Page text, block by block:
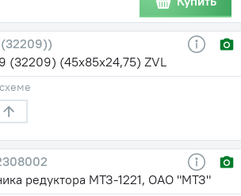
(32209) (45х85х24,75) ZVL
редуктора МТЗ-1221, ОАО "МТЗ"